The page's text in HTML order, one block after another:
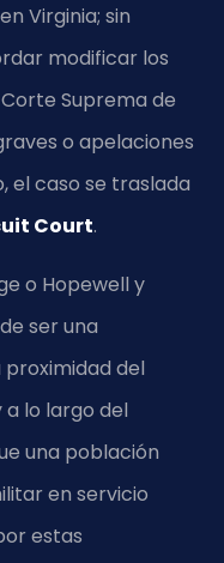
Virginia; sin
modificar los
Suprema de
o apelaciones
el caso se traslada
Court.
o Hopewell y
ser una
del
lo largo del
una población
en servicio
estas